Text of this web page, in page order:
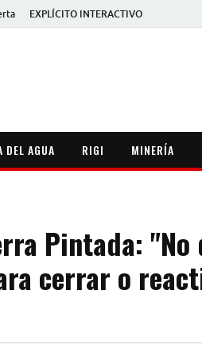
EXPLÍCITO INTERACTIVO
DEL AGUA RIGI MINERÍA
Pintada:
cerrar o